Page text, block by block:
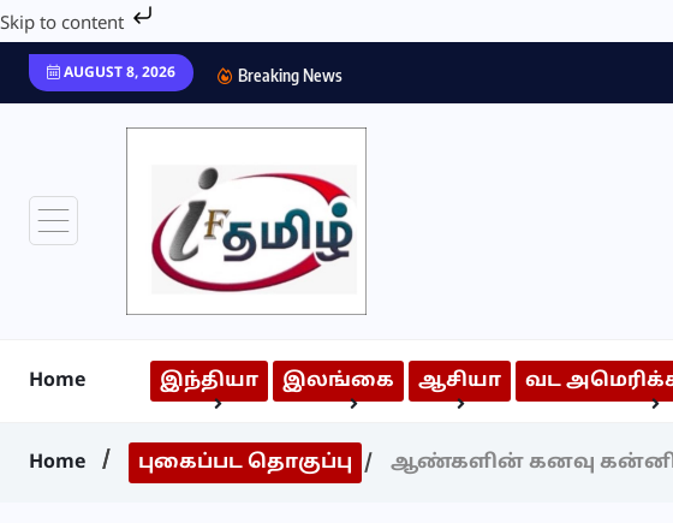
Skip to content
AUGUST 8, 2026 Breaking News
Home இந்தியா இலங்கை ஆசியா வட
Home புகைப்பட தொகுப்பு ஆண்களின் கனவு